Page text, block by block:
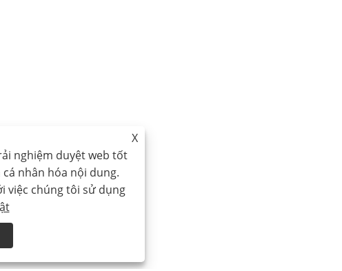
X
nghiệm duyệt web tốt
nhân hóa nội dung.
việc chúng tôi sử dụng